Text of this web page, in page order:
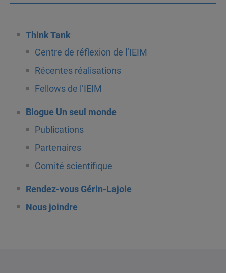
Think Tank
Centre de réflexion de l’IEIM
Récentes réalisations
Fellows de l’IEIM
Blogue Un seul monde
Publications
Partenaires
Comité scientifique
Rendez-vous Gérin-Lajoie
Nous joindre